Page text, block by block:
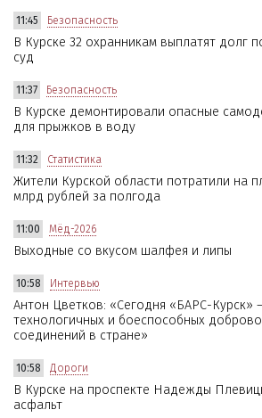
11:45 Безопасность
В Курске 32 охранникам выплатят долг
суд
11:37 Безопасность
В Курске демонтировали опасные
для прыжков в воду
11:32 Статистика
Жители Курской области потратили на
млрд рублей за полгода
11:00 Мёд-2026
Выходные со вкусом шалфея и липы
10:58 Интервью
Антон Цветков: «Сегодня «БАРС-Курск»
технологичных и боеспособных
соединений в стране»
10:58 Дороги
В Курске на проспекте Надежды
асфальт